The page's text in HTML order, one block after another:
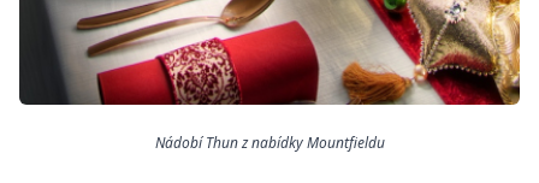
Nádobí Thun z nabídky Mountfieldu